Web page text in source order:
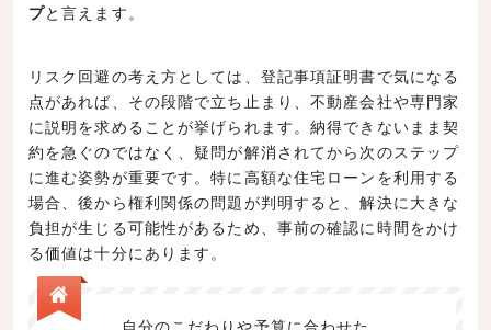
プと言えます。
リスク回避の考え方としては、登記事項証明書で気になる
点があれば、その段階で立ち止まり、不動産会社や専門家
に説明を求めることが挙げられます。納得できないまま契
約を急ぐのではなく、疑問が解消されてから次のステップ
に進む姿勢が重要です。特に高額な住宅ローンを利用する
場合、後から権利関係の問題が判明すると、解決に大きな
負担が生じる可能性があるため、事前の確認に時間をかけ
る価値は十分にあります。